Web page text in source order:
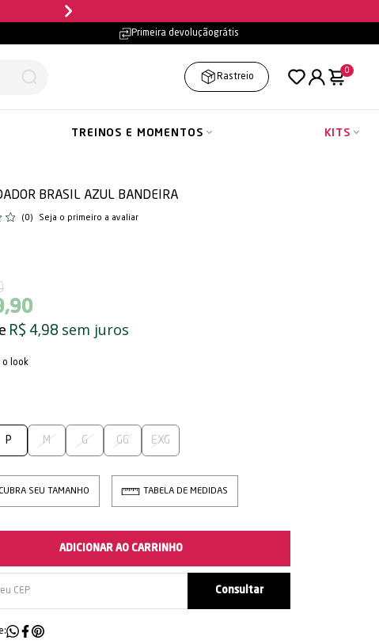
Primeira devoluçãográtis
Rastreio
0
TREINOS E MOMENTOS KITS
BRASIL AZUL BANDEIRA
(0) Seja o primeiro a avaliar
R$ 4,98 sem juros
o look
P M G GG EXG
SEU TAMANHO TABELA DE MEDIDAS
ADICIONAR AO CARRINHO